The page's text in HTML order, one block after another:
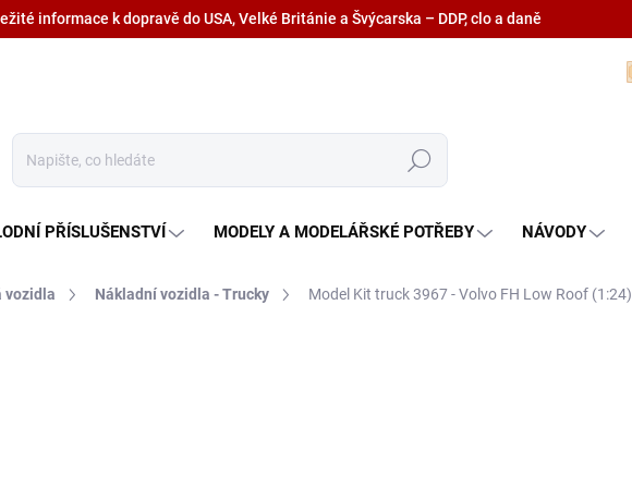
Hledat
PŘÍSLUŠENSTVÍ MODELY A MODELÁŘSKÉ POTŘEBY NÁVODY
vozidla Nákladní vozidla - Trucky Model Kit truck 3967 - Volvo FH Low Roof (1:24)
informace k dopravě do USA, Velké Británie a Švýcarska – DDP, clo a daně